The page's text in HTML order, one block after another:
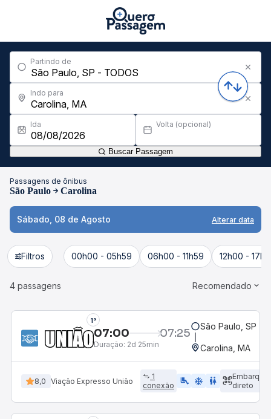
Partindo de
Indo para
Ida Volta (opcional)
Buscar Passagem
Passagens de ônibus
São Paulo Carolina
Sábado, 08 de Agosto Alterar data
Filtros 00h00 - 05h59 06h00 - 11h59 12h00 -
4 passagens Recomendado
1°
07:00 07:25
Duração: 2d 25min
São Paulo, SP -
Carolina, MA
8,0 Viação Expresso União
1
conexão
airline_seat_legroom_extra ac_unit wc
Embarque
direto